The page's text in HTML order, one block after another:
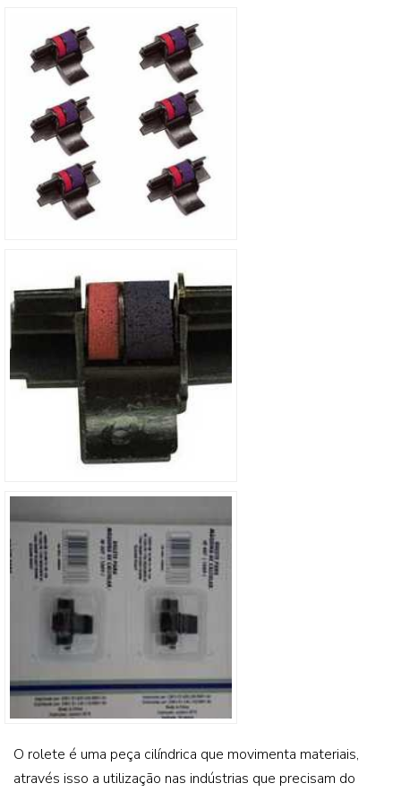
O rolete é uma peça cilíndrica que movimenta materiais,
através isso a utilização nas indústrias que precisam do